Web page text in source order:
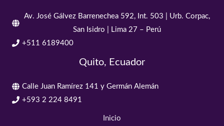
Av. José Gálvez Barrenechea 592, Int. 503 | Urb. Corpac,
San Isidro | Lima 27 – Perú
+511 6189400
Quito, Ecuador
Calle Juan Ramírez 141 y Germán Alemán
+593 2 224 8491
Inicio